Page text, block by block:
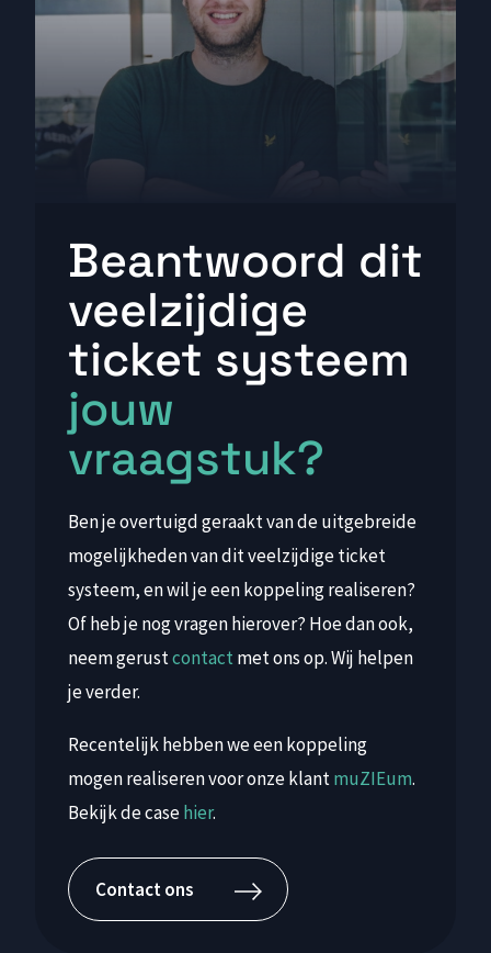
Beantwoord dit
veelzijdige
ticket systeem
jouw
vraagstuk?
Ben je overtuigd geraakt van de uitgebreide
mogelijkheden van dit veelzijdige ticket
systeem, en wil je een koppeling realiseren?
Of heb je nog vragen hierover? Hoe dan ook,
neem gerustcontact met ons op. Wij helpen
je verder.
Recentelijk hebben we een koppeling
mogen realiseren voor onze klantmuZIEum.
Bekijk de casehier.
Contact ons